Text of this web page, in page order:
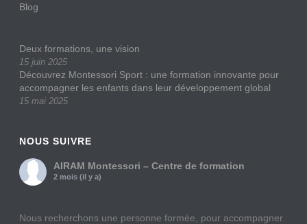
Blog
Deux formations, une vision
15 juin 2025
Découvrez Montessori Sport : une formation innovante pour
accompagner les enfants dans leur développement global
15 mai 2025
NOUS SUIVRE
AIRAM Montessori – Centre de formation
2 mois (il y a)
Nous recherchons une personne formée, pour accompagner